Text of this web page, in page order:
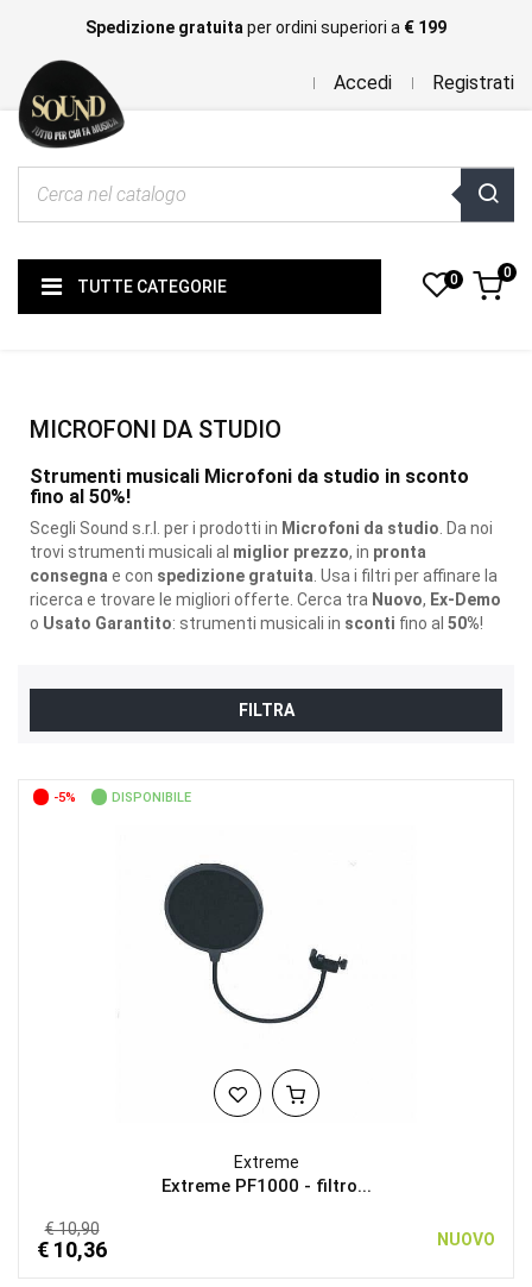
Spedizione gratuita per ordini superiori a € 199
Accedi Registrati
TUTTE CATEGORIE 0 0
MICROFONI DA STUDIO
Strumenti musicali Microfoni da studio in sconto
fino al 50%!
Scegli Sound s.r.l. per i prodotti in Microfoni da studio . Da noi
trovi strumenti musicali al miglior prezzo, in pronta
consegna e con spedizione gratuita . Usa i filtri per affinare la
ricerca e trovare le migliori offerte. Cerca tra Nuovo, Ex-Demo
o Usato Garantito: strumenti musicali in sconti fino al 50%!
FILTRA
-5% DISPONIBILE
Extreme
Extreme PF1000 - filtro...
€ 10,90
€ 10,36 NUOVO